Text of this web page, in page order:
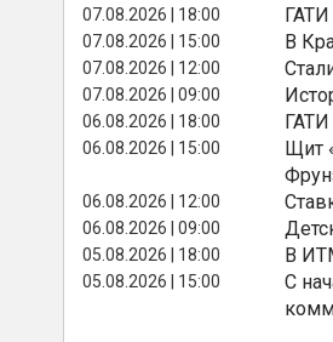
07.08.2026 | 18:00
07.08.2026 | 15:00 В
07.08.2026 | 12:00
07.08.2026 | 09:00
06.08.2026 | 18:00
06.08.2026 | 15:00
Щит
06.08.2026 | 12:00
06.08.2026 | 09:00
05.08.2026 | 18:00 В
05.08.2026 | 15:00
С